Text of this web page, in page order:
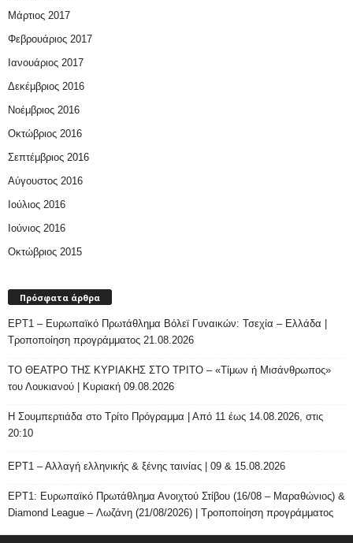
Μάρτιος 2017
Φεβρουάριος 2017
Ιανουάριος 2017
Δεκέμβριος 2016
Νοέμβριος 2016
Οκτώβριος 2016
Σεπτέμβριος 2016
Αύγουστος 2016
Ιούλιος 2016
Ιούνιος 2016
Οκτώβριος 2015
Πρόσφατα άρθρα
ΕΡΤ1 – Ευρωπαϊκό Πρωτάθλημα Βόλεϊ Γυναικών: Τσεχία – Ελλάδα |
Τροποποίηση προγράμματος 21.08.2026
ΤΟ ΘΕΑΤΡΟ ΤΗΣ ΚΥΡΙΑΚΗΣ ΣΤΟ ΤΡΙΤΟ – «Τίμων ή Μισάνθρωπος»
του Λουκιανού | Κυριακή 09.08.2026
H Σουμπερτιάδα στο Τρίτο Πρόγραμμα | Από 11 έως 14.08.2026, στις
20:10
ΕΡΤ1 – Αλλαγή ελληνικής & ξένης ταινίας | 09 & 15.08.2026
ΕΡΤ1: Ευρωπαϊκό Πρωτάθλημα Ανοιχτού Στίβου (16/08 – Μαραθώνιος) &
Diamond League – Λωζάνη (21/08/2026) | Τροποποίηση προγράμματος